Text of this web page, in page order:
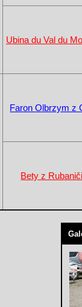
Ubina du Val du
Faron Olbrzym z
Bety z